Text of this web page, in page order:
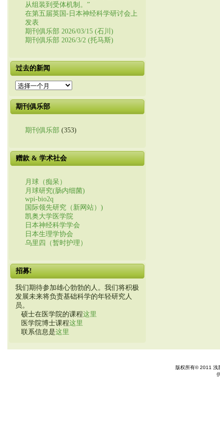
从组装到受体机制。”
在第五届英国-日本神经科学研讨会上
发表
期刊俱乐部 2026/03/15 (石川)
期刊俱乐部 2026/3/2 (托马斯)
过去的新闻
过
的
新
期刊俱乐部
期刊俱乐部 (353)
赠款 & 学术社会
月球（痴呆）
月球研究(肠内细菌)
wpi-bio2q
国际领先研究（新网站）)
凯奥大学医学院
日本神经科学学会
日本生理学协会
乌里四（暂时护理）
招募!
我们期待参加雄心勃勃的人。我们将积极
发展未来将负责基础科学的年轻研究人
员。
硕士在医学院的课程这里
医学院博士课程这里
联系信息是这里
版权所有© 2011 浅